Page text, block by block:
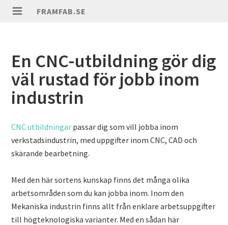
FRAMFAB.SE
En CNC-utbildning gör dig
väl rustad för jobb inom
industrin
CNC utbildningar passar dig som vill jobba inom
verkstadsindustrin, med uppgifter inom CNC, CAD och
skärande bearbetning.
Med den här sortens kunskap finns det många olika
arbetsområden som du kan jobba inom. Inom den
Mekaniska industrin finns allt från enklare arbetsuppgifter
till högteknologiska varianter. Med en sådan här